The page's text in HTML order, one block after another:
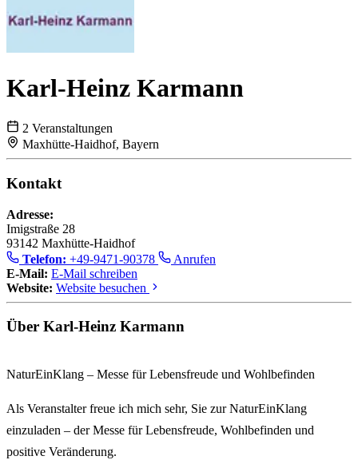
Karl-Heinz Karmann
2 Veranstaltungen
Maxhütte-Haidhof, Bayern
Kontakt
Adresse:
Imigstraße 28
93142 Maxhütte-Haidhof
Telefon: +49-9471-90378
Anrufen
E-Mail: E-Mail schreiben
Website: Website besuchen
Über Karl-Heinz Karmann
NaturEinKlang – Messe für Lebensfreude und Wohlbefinden
Als Veranstalter freue ich mich sehr, Sie zurNaturEinKlang
einzuladen – der Messe für Lebensfreude, Wohlbefinden und
positive Veränderung.